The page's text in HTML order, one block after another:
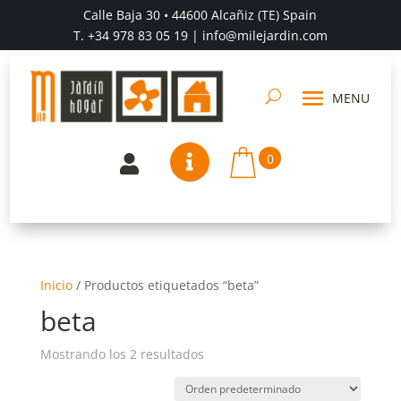
Calle Baja 30 • 44600 Alcañiz (TE) Spain
T. +34 978 83 05 19| info@milejardin.com
  0
Inicio/ Productos etiquetados “beta”
beta
Mostrando los 2 resultados